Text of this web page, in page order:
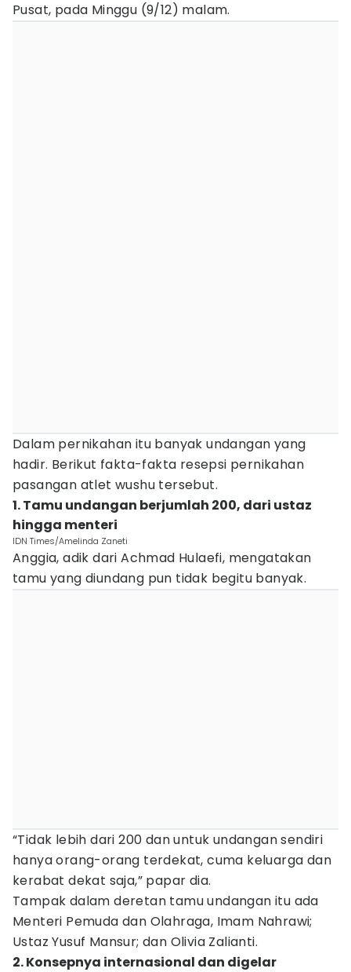
Pusat, pada Minggu (9/12) malam.
Dalam pernikahan itu banyak undangan yang
hadir. Berikut fakta-fakta resepsi pernikahan
pasangan atlet wushu tersebut.
1. Tamu undangan berjumlah 200, dari ustaz
hingga menteri
IDN Times/Amelinda Zaneti
Anggia, adik dari Achmad Hulaefi, mengatakan
tamu yang diundang pun tidak begitu banyak.
“Tidak lebih dari 200 dan untuk undangan sendiri
hanya orang-orang terdekat, cuma keluarga dan
kerabat dekat saja,” papar dia.
Tampak dalam deretan tamu undangan itu ada
Menteri Pemuda dan Olahraga, Imam Nahrawi;
Ustaz Yusuf Mansur; dan Olivia Zalianti.
2. Konsepnya internasional dan digelar